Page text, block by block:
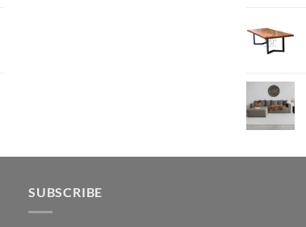
SUBSCRIBE